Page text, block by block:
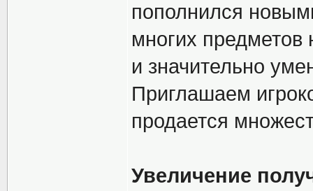
пополнился
многих
и значительно
Приглашаем
продается
Увеличение